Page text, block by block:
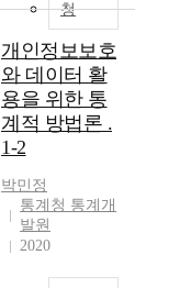
청
개인정보보호
와 데이터 활
용을 위한 통
계적 방법론 .
1-2
박민정
통계청 통계개
발원
2020